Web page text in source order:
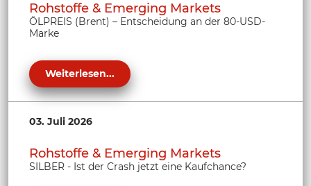
Rohstoffe & Emerging Markets
ÖLPREIS (Brent) – Entscheidung an der 80-USD-
Marke
Weiterlesen...
03. Juli 2026
Rohstoffe & Emerging Markets
SILBER - Ist der Crash jetzt eine Kaufchance?